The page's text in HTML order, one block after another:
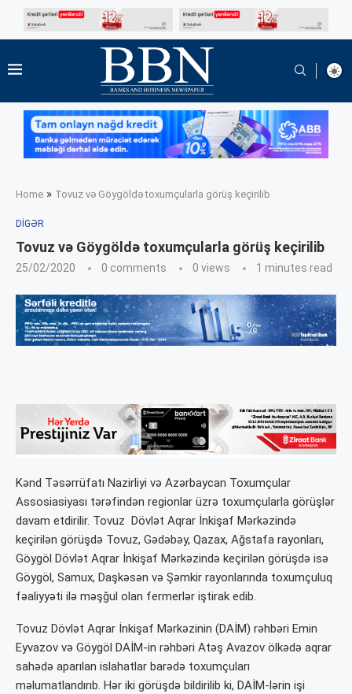
Home » Tovuz və Göygöldə toxumçularla görüş keçirilib
DIGƏR
Tovuz və Göygöldə toxumçularla görüş keçirilib
25/02/2020 0 comments 0 views 1 minutes read
Kənd Təsərrüfatı Nazirliyi və Azərbaycan Toxumçular
Assosiasiyası tərəfindən regionlar üzrə toxumçularla görüşlər
davam etdirilir. Tovuz Dövlət Aqrar İnkişaf Mərkəzində
keçirilən görüşdə Tovuz, Gədəbəy, Qazax, Ağstafa rayonları,
Göygöl Dövlət Aqrar İnkişaf Mərkəzində keçirilən görüşdə isə
Göygöl, Samux, Daşkəsən və Şəmkir rayonlarında toxumçuluq
fəaliyyəti ilə məşğul olan fermerlər iştirak edib.
Tovuz Dövlət Aqrar İnkişaf Mərkəzinin (DAİM) rəhbəri Emin
Eyvazov və Göygöl DAİM-in rəhbəri Atəş Avazov ölkədə aqrar
sahədə aparılan islahatlar barədə toxumçuları
məlumatlandırıb. Hər iki görüşdə bildirilib ki, DAİM-lərin işi